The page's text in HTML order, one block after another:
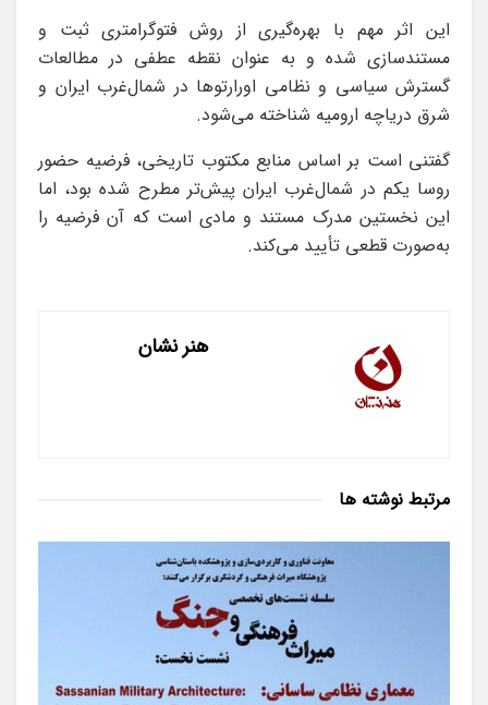
این اثر مهم با بهره‌گیری از روش فتوگرامتری ثبت و
مستندسازی شده و به عنوان نقطه‌ عطفی در مطالعات
گسترش سیاسی و نظامی اورارتوها در شمال‌غرب ایران و
شرق دریاچه ارومیه شناخته می‌شود.
گفتنی است بر اساس منابع مکتوب تاریخی، فرضیه‌ حضور
روسا یکم در شمال‌غرب ایران پیش‌تر مطرح شده بود، اما
این نخستین مدرک مستند و مادی است که آن فرضیه را
به‌صورت قطعی تأیید می‌کند.
هنر نشان
مرتبط نوشته ها